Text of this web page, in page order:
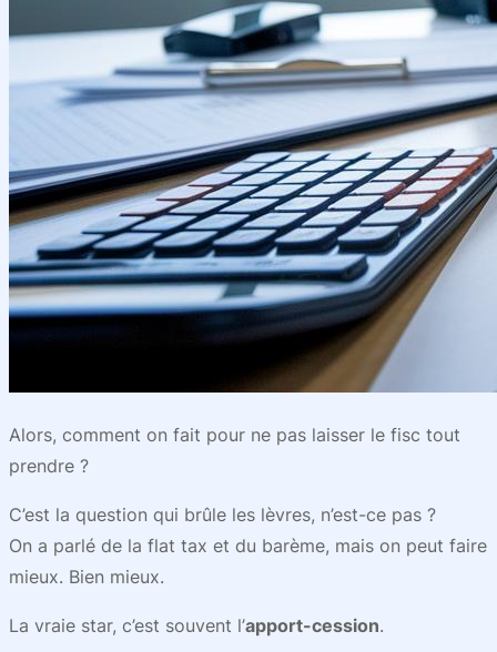
Alors, comment on fait pour ne pas laisser le fisc tout
prendre ?
C’est la question qui brûle les lèvres, n’est-ce pas ?
On a parlé de la flat tax et du barème, mais on peut faire
mieux. Bien mieux.
La vraie star, c’est souvent l’apport-cession.